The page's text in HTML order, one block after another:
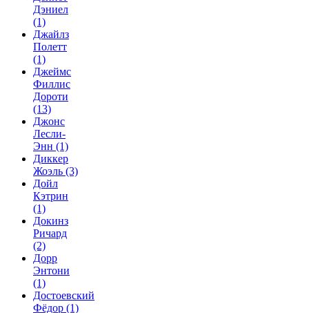
Дэниел
(1)
Джайлз
Полетт
(1)
Джеймс
Филлис
Дороти
(13)
Джонс
Лесли-
Энн (1)
Диккер
Жоэль (3)
Дойл
Кэтрин
(1)
Докинз
Ричард
(2)
Дорр
Энтони
(1)
Достоевский
Фёдор (1)